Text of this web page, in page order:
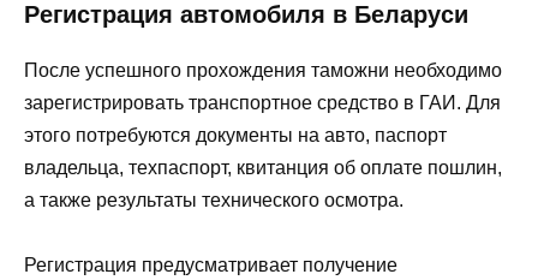
Регистрация автомобиля в Беларуси
После успешного прохождения таможни необходимо
зарегистрировать транспортное средство в ГАИ. Для
этого потребуются документы на авто, паспорт
владельца, техпаспорт, квитанция об оплате пошлин,
а также результаты технического осмотра.
Регистрация предусматривает получение